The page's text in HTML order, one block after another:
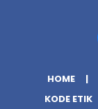
HOME
KODE ETIK